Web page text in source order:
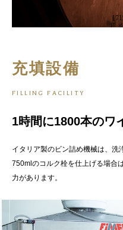
充填設備
FILLING FACILITY
1時間に1800本のワ
イタリア製のビン詰め機械は、
750mlのコルク栓を仕上げる場合
力があります。